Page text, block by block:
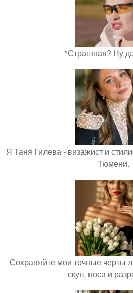
"Страшная? Ну
Я Таня Гилева - визажист и
Тюмени.
Сохраняйте мои точные черты
скул, носа и